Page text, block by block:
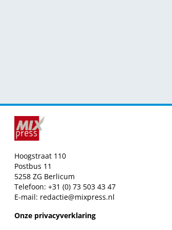
Hoogstraat 110
Postbus 11
5258 ZG Berlicum
Telefoon: +31 (0) 73 503 43 47
E-mail: redactie@mixpress.nl
Onze privacyverklaring